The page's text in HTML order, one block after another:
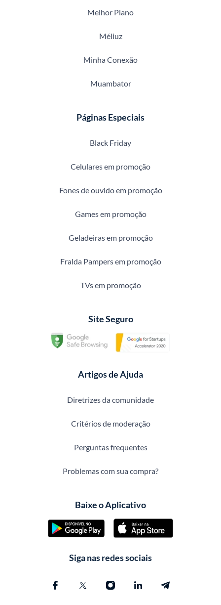
Melhor Plano
Méliuz
Minha Conexão
Muambator
Páginas Especiais
Black Friday
Celulares em promoção
Fones de ouvido em promoção
Games em promoção
Geladeiras em promoção
Fralda Pampers em promoção
TVs em promoção
Site Seguro
Artigos de Ajuda
Diretrizes da comunidade
Critérios de moderação
Perguntas frequentes
Problemas com sua compra?
Baixe o Aplicativo
Siga nas redes sociais